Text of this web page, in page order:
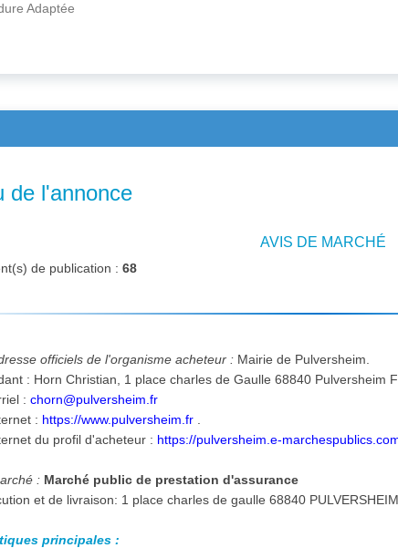
Adaptée
de l'annonce
AVIS DE MARCHÉ
de publication :68
officiels de l'organisme acheteur : Mairie de Pulversheim.
Gaulle 68840 Pulversheim FRANCE. tél. : 03-89-83-69-04 télécopieur : 03-89-48-
:chorn@pulversheim.fr
: https://www.pulversheim.fr
du profil d'acheteur : https://pulversheim.e-
: Marché public de prestation d'assurance
Lieu d'exécution et de livraison: 1 place charles de gaulle 68840 PULVERSHEIM
principales :